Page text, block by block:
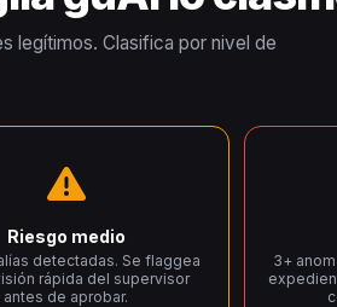
legítimos. Clasifica por nivel de
Riesgo medio
detectadas. Se flaggea
rápida del supervisor
antes de aprobar.
3+